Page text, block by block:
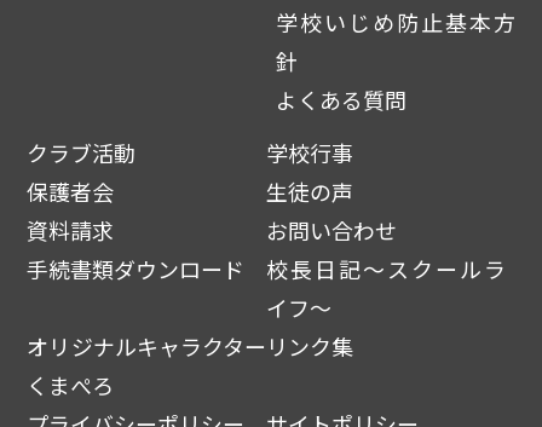
学校いじめ防止基本方
針
よくある質問
クラブ活動
学校行事
保護者会
生徒の声
資料請求
お問い合わせ
手続書類ダウンロード
校長日記～スクールラ
イフ～
オリジナルキャラクター
くまぺろ
リンク集